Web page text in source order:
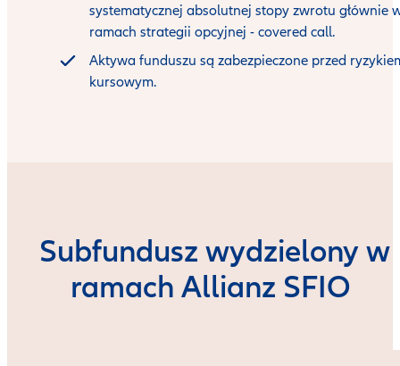
systematycznej absolutnej stopy zwrotu głównie
ramach strategii opcyjnej - covered call.
Aktywa funduszu są zabezpieczone przed
kursowym.
Subfundusz wydzielony w
ramach Allianz SFIO